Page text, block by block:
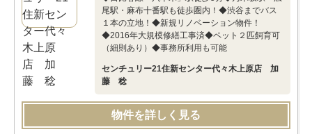
尾駅・麻布十番駅も徒歩圏内！◆渋谷までバス
１本の立地！◆新規リノベーション物件！
◆2016年大規模修繕工事済◆ペット２匹飼育可
（細則あり）◆事務所利用も可能
センチュリー21住新センター代々木上原店 加
藤 稔
物件を詳しく見る